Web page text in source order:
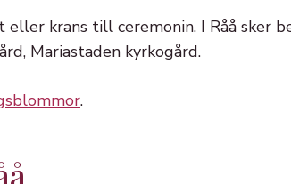
krans till ceremonin. I Råå sker
Mariastaden kyrkogård.
.